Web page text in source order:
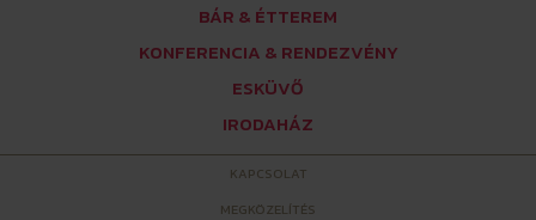
BÁR & ÉTTEREM
KONFERENCIA & RENDEZVÉNY
ESKÜVŐ
IRODAHÁZ
KAPCSOLAT
MEGKÖZELÍTÉS